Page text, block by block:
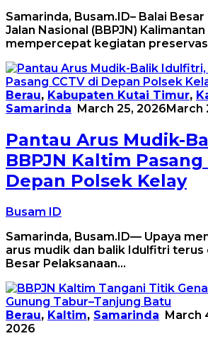
Samarinda, Busam.ID– Balai
Jalan Nasional (BBPJN)
mempercepat kegiatan
Berau, Kabupaten Kutai Timur,
Samarinda
March 25, 2026 March
Pantau Arus Mudik-
BBPJN Kaltim Pasang
Depan Polsek Kelay
Busam ID
Samarinda, Busam.ID— Upaya
arus mudik dan balik Idulfitri terus
Besar Pelaksanaan…
Berau, Kaltim, Samarinda March
2026